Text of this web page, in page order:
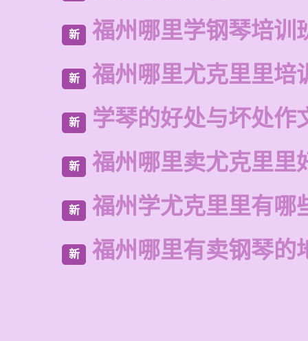
新 福州哪里学钢琴培训
新 福州哪里尤克里里培
新 学琴的好处与坏处作
新 福州哪里卖尤克里里
新 福州学尤克里里有哪
新 福州哪里有卖钢琴的